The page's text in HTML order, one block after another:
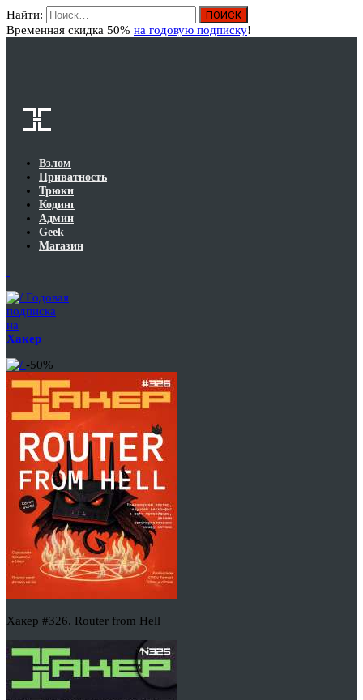
Найти:
Временная скидка 50% на годовую подписку!
Взлом
Приватность
Трюки
Кодинг
Админ
Geek
Магазин
Годовая
подписка
на
Хакер
-50%
Хакер #326. Router from Hell